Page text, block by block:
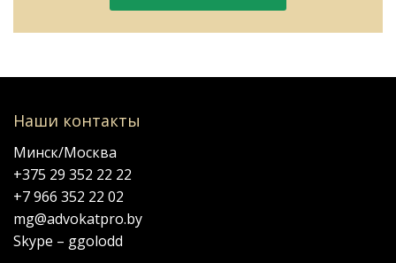
Наши контакты
Минск/Москва
+375 29 352 22 22
+7 966 352 22 02
mg@advokatpro.by
Skype – ggolodd